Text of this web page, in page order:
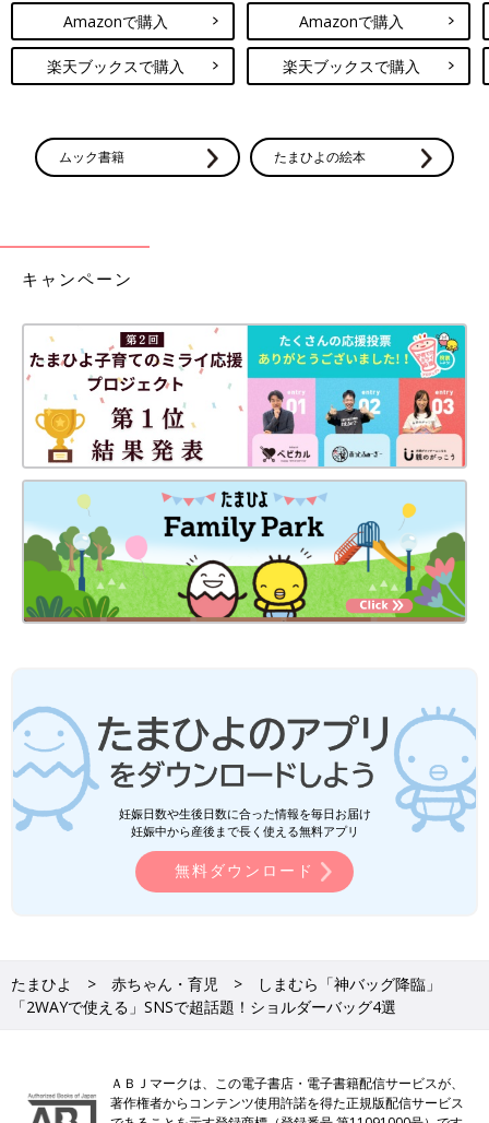
Amazonで購入
楽天ブックスで購入
Amazonで購入
楽天ブックスで購入
ムック書籍 たまひよの絵本
キャンペーン
妊娠日数や生後日数に合った情報を毎日お届け
妊娠中から産後まで長く使える無料アプリ
無料ダウンロード
たまひよ 赤ちゃん・育児
しまむら「神バッグ降臨」
「2WAYで使える」SNSで超話題！ショルダーバッグ4選
ＡＢＪマークは、この電子書店・電子書籍配信サービスが、
著作権者からコンテンツ使用許諾を得た正規版配信サービス